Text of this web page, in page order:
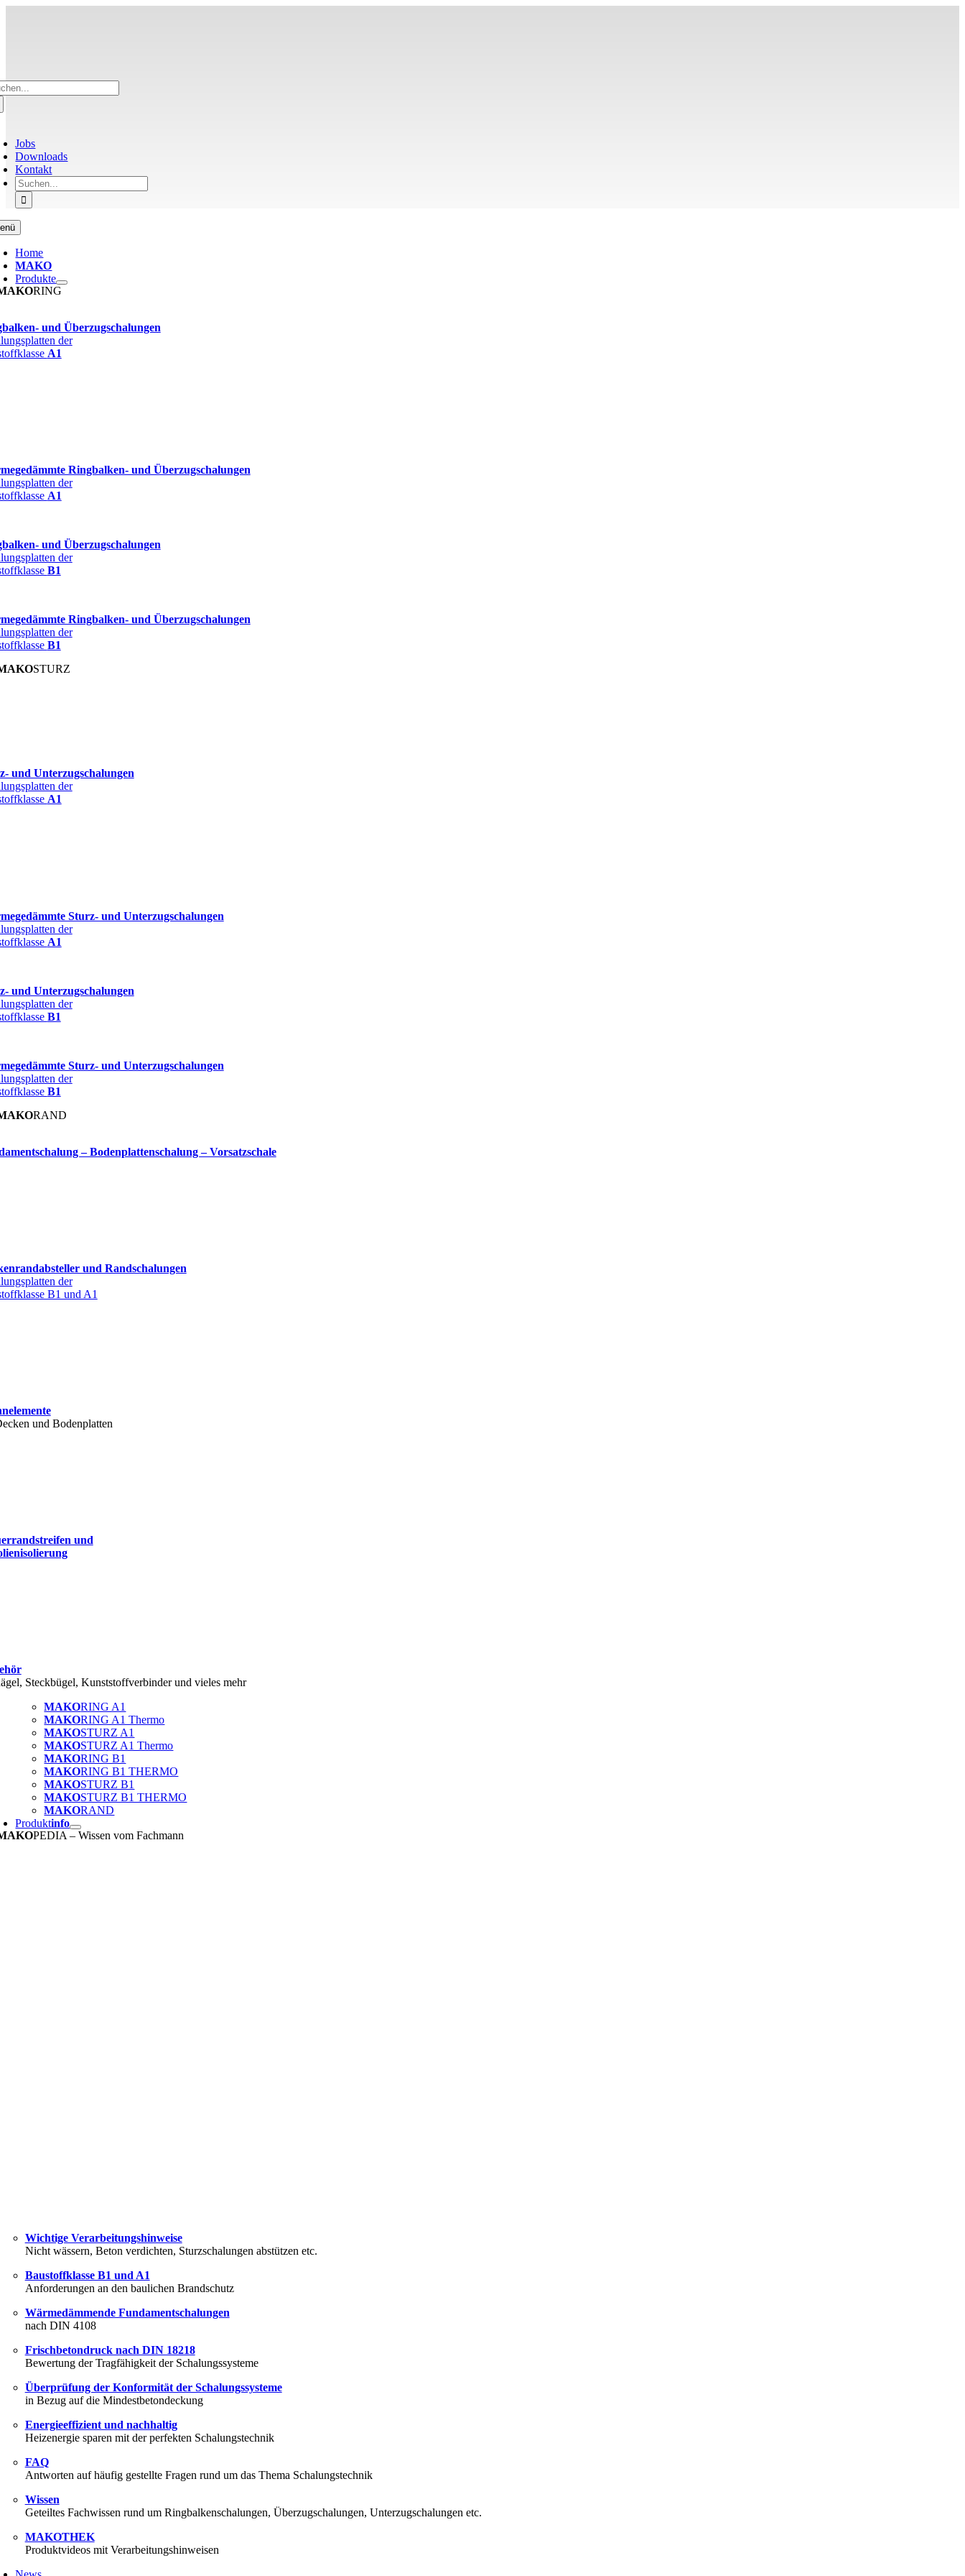
Jobs
Downloads
Kontakt
Suche
nach:
Home
MAKO
Produkte
RING
und Überzugschalungen
der
A1
Ringbalken- und Überzugschalungen
der
A1
und Überzugschalungen
der
B1
Ringbalken- und Überzugschalungen
der
B1
STURZ
und Unterzugschalungen
der
A1
Sturz- und Unterzugschalungen
der
A1
und Unterzugschalungen
der
B1
Sturz- und Unterzugschalungen
der
B1
RAND
– Bodenplattenschalung – Vorsatzschale
und Randschalungen
der
B1 und A1
und Bodenplatten
und
Steckbügel, Kunststoffverbinder und vieles mehr
MAKORING A1
MAKORING A1 Thermo
MAKOSTURZ A1
MAKOSTURZ A1 Thermo
MAKORING B1
MAKORING B1 THERMO
MAKOSTURZ B1
MAKOSTURZ B1 THERMO
MAKORAND
Produktinfo
PEDIA – Wissen vom Fachmann
Wichtige Verarbeitungshinweise
Nicht wässern, Beton verdichten, Sturzschalungen abstützen etc.
Baustoffklasse B1 und A1
Anforderungen an den baulichen Brandschutz
Wärmedämmende Fundamentschalungen
nach DIN 4108
Frischbetondruck nach DIN 18218
Bewertung der Tragfähigkeit der Schalungssysteme
Überprüfung der Konformität der Schalungssysteme
in Bezug auf die Mindestbetondeckung
Energieeffizient und nachhaltig
Heizenergie sparen mit der perfekten Schalungstechnik
FAQ
Antworten auf häufig gestellte Fragen rund um das Thema Schalungstechnik
Wissen
Geteiltes Fachwissen rund um Ringbalkenschalungen, Überzugschalungen, Unterzugschalungen etc.
MAKOTHEK
Produktvideos mit Verarbeitungshinweisen